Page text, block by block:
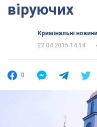
віруючих
Кримінальні новини
22.04.2015 14:14
0